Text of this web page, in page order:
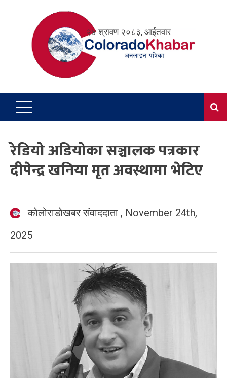
२४ श्रावण २०८३, आईतवार
रेडियो अडियोका सञ्चालक पत्रकार
दीपेन्द्र खनिया मृत अवस्थामा भेटिए
कोलोराडोखबर संवाददाता , November 24th,
2025